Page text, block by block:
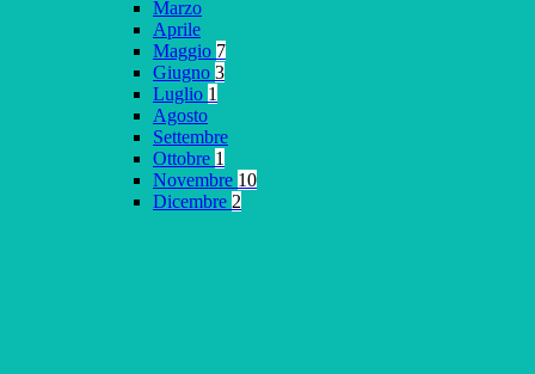
Marzo
Aprile
Maggio 7
Giugno 3
Luglio 1
Agosto
Settembre
Ottobre 1
Novembre 10
Dicembre 2